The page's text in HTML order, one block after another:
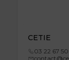
CETIE
03 22 67